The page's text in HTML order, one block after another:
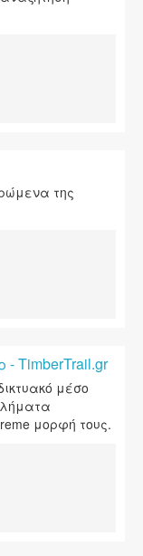
της
- TimberTrail.gr
μέσο
μορφή τους.